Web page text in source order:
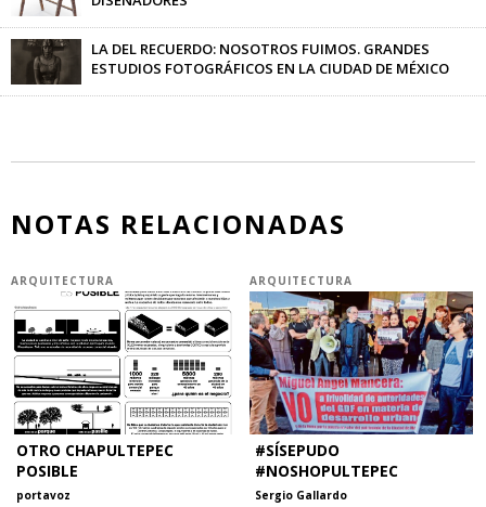
LA DEL RECUERDO: NOSOTROS FUIMOS. GRANDES
ESTUDIOS FOTOGRÁFICOS EN LA CIUDAD DE MÉXICO
NOTAS RELACIONADAS
ARQUITECTURA
OTRO CHAPULTEPEC
POSIBLE
portavoz
ARQUITECTURA
#SÍSEPUDO
#NOSHOPULTEPEC
Sergio Gallardo